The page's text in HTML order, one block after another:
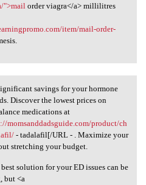
">mailorder viagra</a> millilitres
item/mail-order-
savings for your hormone
Discover the lowest prices on
medications at
momsanddadsguide.com/product/ch
- tadalafil[/URL - . Maximize your
stretching your budget.
solution for your ED issues can be
but <a